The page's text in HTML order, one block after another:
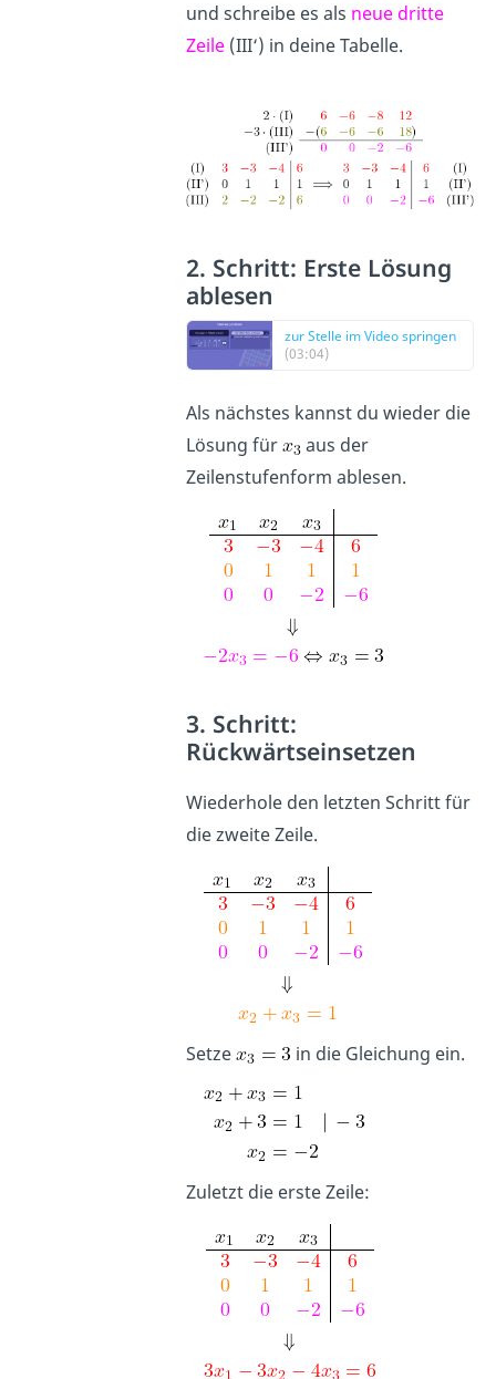
und schreibe es als neue dritte
Zeile(III‘) in deine Tabelle.
2. Schritt: Erste Lösung
ablesen
zur Stelle im Video springen
(03:04)
Als nächstes kannst du wieder die
Lösung für
aus der
Zeilenstufenform ablesen.
3. Schritt:
Rückwärtseinsetzen
Wiederhole den letzten Schritt für
die zweite Zeile.
Setze in die Gleichung ein.
Zuletzt die erste Zeile: